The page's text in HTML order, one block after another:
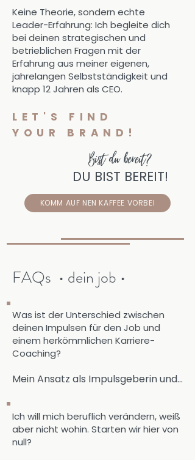
Keine Theorie, sondern echte
Leader-Erfahrung: Ich begleite dich
bei deinen strategischen und
betrieblichen Fragen mit der
Erfahrung aus meiner eigenen,
jahrelangen Selbstständigkeit und
knapp 12 Jahren als CEO.
LET'S FIND
YOUR BRAND!
Bist du bereit?
DU BIST BEREIT!
KOMM AUF NEN KAFFEE VORBEI
FAQs • dein job •
Was ist der Unterschied zwischen
deinen Impulsen für den Job und
einem herkömmlichen Karriere-
Coaching?
Mein Ansatz als Impulsgeberin und
Lehrbuch hinaus.
Ich will mich beruflich verändern, weiß
aber nicht wohin. Starten wir hier von
null?